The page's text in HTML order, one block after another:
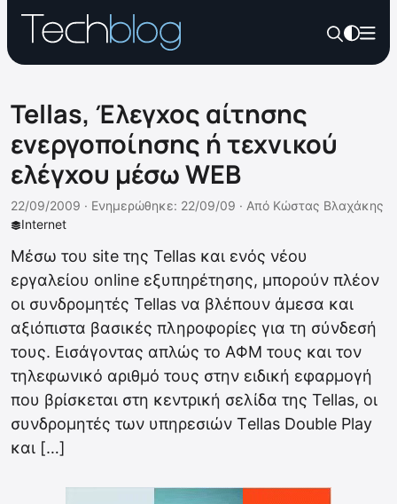
Tellas, Έλεγχος αίτησης
ενεργοποίησης ή τεχνικού
ελέγχου μέσω WEB
Internet
22/09/2009 · Ενημερώθηκε: 22/09/09 · Από Κώστας Βλαχάκης
Μέσω του site της Tellas και ενός νέου
εργαλείου online εξυπηρέτησης, μπορούν πλέον
οι συνδρομητές Tellas να βλέπουν άμεσα και
αξιόπιστα βασικές πληροφορίες για τη σύνδεσή
τους. Εισάγοντας απλώς το ΑΦΜ τους και τον
τηλεφωνικό αριθμό τους στην ειδική εφαρμογή
που βρίσκεται στη κεντρική σελίδα της Tellas, οι
συνδρομητές των υπηρεσιών Τellas Double Play
και […]